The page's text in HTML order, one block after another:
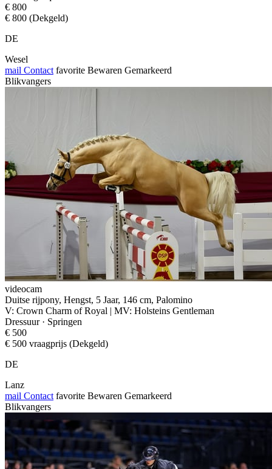
€ 800
€ 800 (Dekgeld)
DE
Wesel
mail Contact favorite Bewaren Gemarkeerd
Blikvangers
videocam
Duitse rijpony, Hengst, 5 Jaar, 146 cm, Palomino
V: Crown Charm of Royal | MV: Holsteins Gentleman
Dressuur · Springen
€ 500
€ 500 vraagprijs (Dekgeld)
DE
Lanz
mail Contact favorite Bewaren Gemarkeerd
Blikvangers